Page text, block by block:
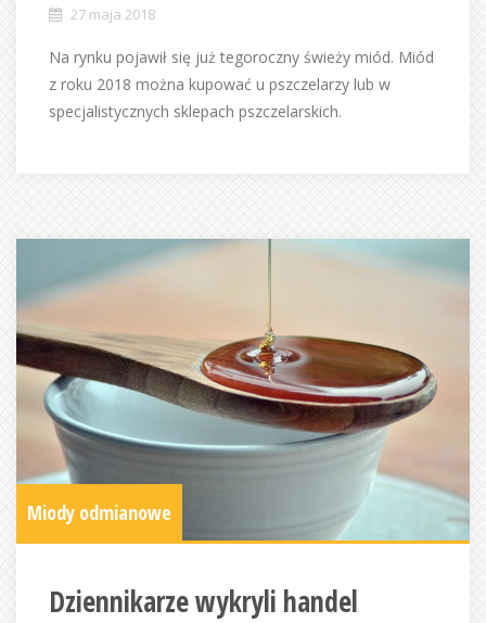
27 maja 2018
Na rynku pojawił się już tegoroczny świeży miód. Miód
z roku 2018 można kupować u pszczelarzy lub w
specjalistycznych sklepach pszczelarskich.
Miody odmianowe
Dziennikarze wykryli handel